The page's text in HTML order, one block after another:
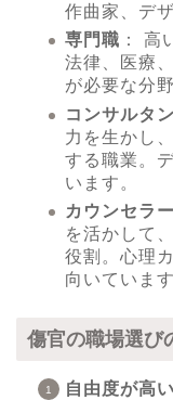
作曲家、デ
専門職 ： 高
法律、医療
が必要な分
コンサルタ
力を生かし
する職業。
います。
カウンセラ
を活かして
役割。心理
向いています
傷官の職場選び
自由度が高